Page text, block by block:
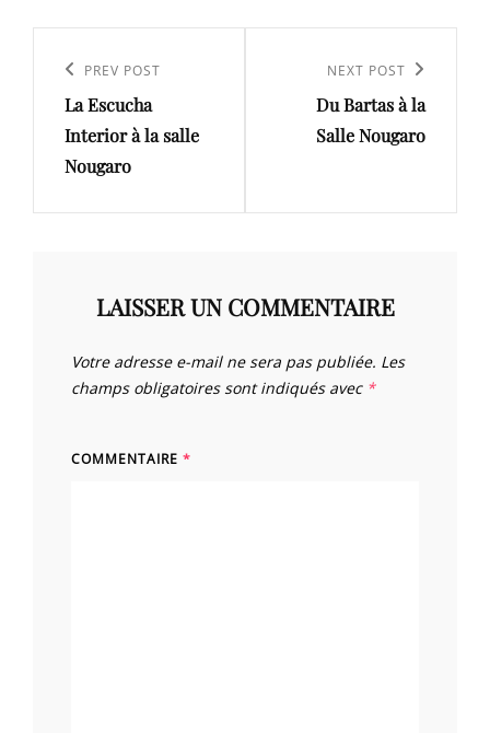
l’article
Previous
Post
PREV POST
La Escucha
Interior à la salle
Nougaro
NEXT POST
Du Bartas à la
Salle Nougaro
LAISSER UN COMMENTAIRE
Votre adresse e-mail ne sera pas publiée. Les
champs obligatoires sont indiqués avec *
COMMENTAIRE *